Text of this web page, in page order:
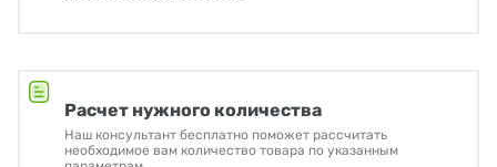
Расчет нужного количества
Наш консультант бесплатно поможет рассчитать
необходимое вам количество товара по указанным